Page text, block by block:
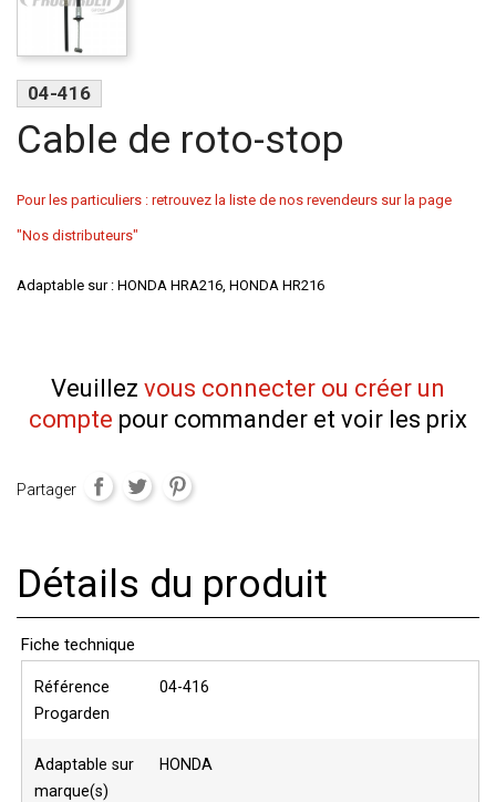
04-416
Cable de roto-stop
Pour les particuliers : retrouvez la liste de nos revendeurs sur la page
"Nos distributeurs"
Adaptable sur : HONDA HRA216, HONDA HR216
Veuillez vous connecter ou créer un
compte pour commander et voir les prix
Partager
Détails du produit
Fiche technique
Référence
Progarden
04-416
Adaptable sur
marque(s)
HONDA